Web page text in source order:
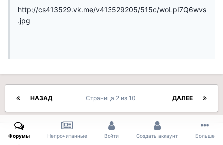
http://cs413529.vk.me/v413529205/515c/woLpI7Q6wvs
.jpg
НАЗАД ДАЛЕЕ
Страница 2 из 10
Форумы Непрочитанные Войти Создать аккаунт Больше